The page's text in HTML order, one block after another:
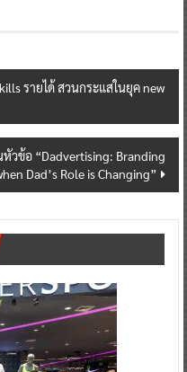
รายได้ สวนกระแสในยุค new
วข้อ “Dadvertising: Branding
Dad’s Role is Changing”